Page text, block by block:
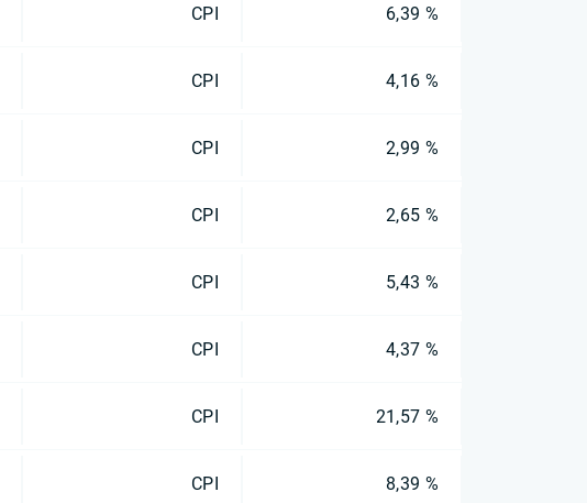
CPI 6,39 %
CPI 4,16 %
CPI 2,99 %
CPI 2,65 %
CPI 5,43 %
CPI 4,37 %
CPI 21,57 %
CPI 8,39 %